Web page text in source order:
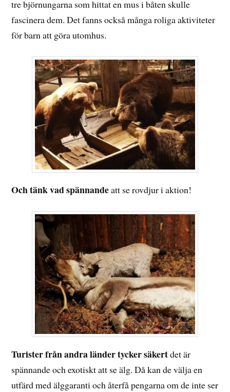
tre björnungarna som hittat en mus i båten skulle
fascinera dem. Det fanns också många roliga aktiviteter
för barn att göra utomhus.
Och tänk vad spännandeatt se rovdjur i aktion!
Turister från andra länder tycker säkertdet är
spännande och exotiskt att se älg. Då kan de välja en
utfärd med älggaranti och återfå pengarna om de inte ser